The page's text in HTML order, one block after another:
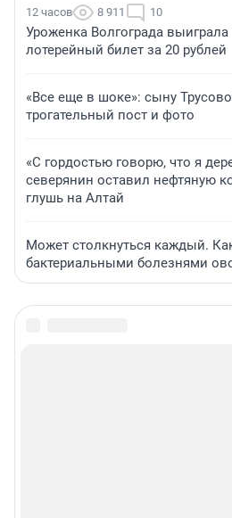
12 часов 8 911 10
Уроженка Волгограда
лотерейный билет за 20 рублей
«Все еще в шоке»: сыну
трогательный пост и фото
«С гордостью говорю, что я
северянин оставил нефтяную
глушь на Алтай
Может столкнуться каждый.
бактериальными болезнями